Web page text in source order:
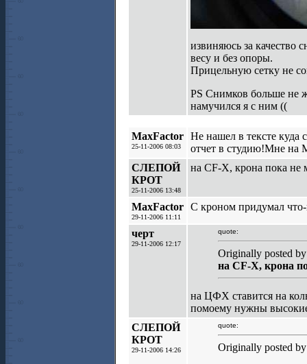
извиняюсь за качество
весу и без опоры.
Прицельную сетку не
PS Снимков больше не
намучился я с ним ((
MaxFactor
25-11-2006 08:03
Не нашел в тексте
отчет в студию!Мне на
СЛЕПОЙ
КРОТ
25-11-2006 13:48
на CF-X, крона пока не
MaxFactor
29-11-2006 11:11
С кроном придумал что-
черт
29-11-2006 12:17
quote:
Originally posted
на CF-X, крона
на ЦФХ ставится на
помоему нужны
СЛЕПОЙ
КРОТ
29-11-2006 14:26
quote:
Originally posted